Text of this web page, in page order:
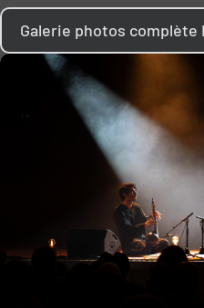
Galerie photos complète